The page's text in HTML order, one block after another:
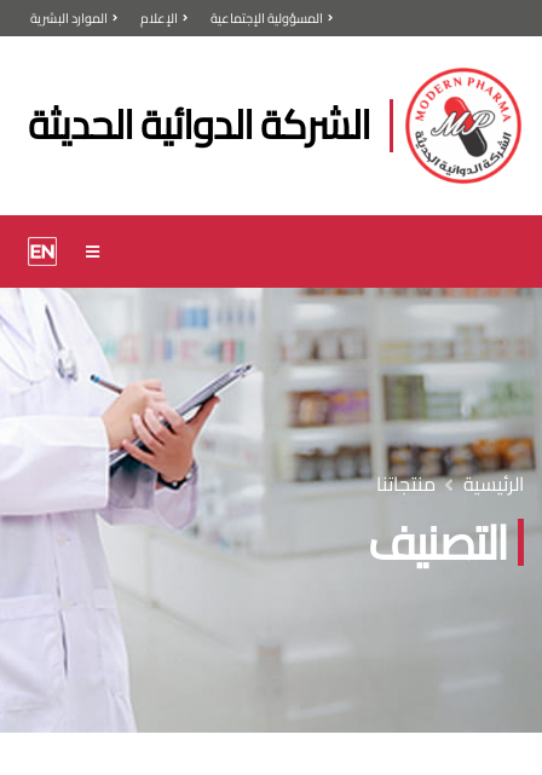
المسؤولية الإجتماعية الإعلام الموارد البشرية
الشركة الدوائية الحديثة
التصنيف
الرئيسية منتجاتنا